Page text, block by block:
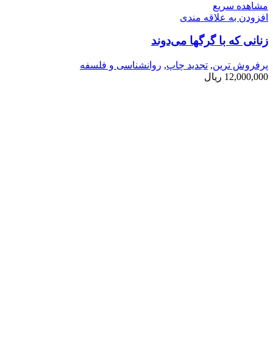
مشاهده سریع
افزودن به علاقه مندی
زنانی كه با گرگها می­‌دوند
پرفروش ترین, تجدید چاپ, روانشناسی و فلسفه
12,000,000 ریال